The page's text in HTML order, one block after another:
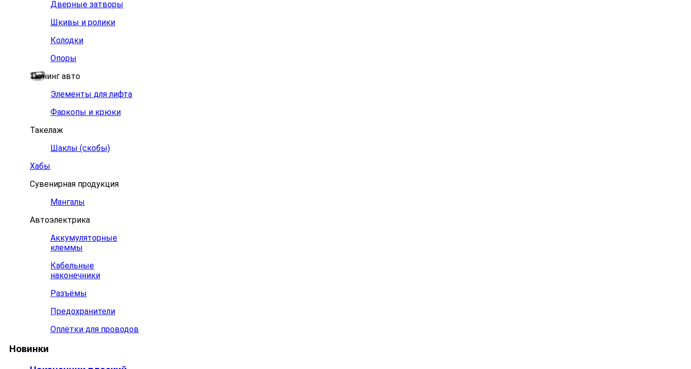
Дверные затворы
Шкивы и ролики
Колодки
Опоры
Тюнинг авто
Элементы для лифта
Фаркопы и крюки
Такелаж
Шаклы (скобы)
Хабы
Сувенирная продукция
Мангалы
Автоэлектрика
Аккумуляторные
клеммы
Кабельные
наконечники
Разъёмы
Предохранители
Оплётки для проводов
Новинки